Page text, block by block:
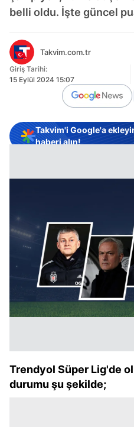
belli oldu. İşte güncel
Takvim.com.tr
Giriş Tarihi:
15 Eylül 2024 15:07
Takvim'i Google'a
haberi alın!
Trendyol Süper Lig'de
durumu şu şekilde;